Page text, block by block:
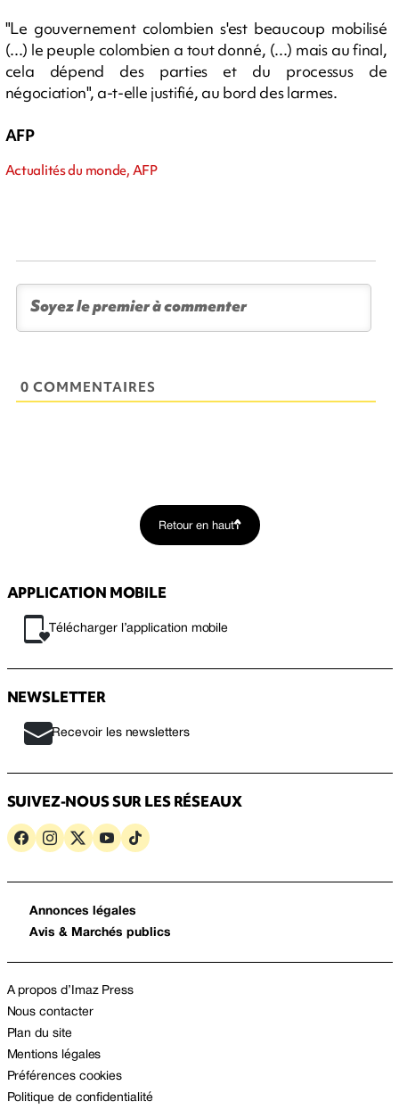
"Le gouvernement colombien s'est beaucoup mobilisé
(...) le peuple colombien a tout donné, (...) mais au final,
cela dépend des parties et du processus de
négociation", a-t-elle justifié, au bord des larmes.
AFP
Actualités du monde, AFP
0 COMMENTAIRES
Retour en haut
APPLICATION MOBILE
Télécharger l’application mobile
NEWSLETTER
Recevoir les newsletters
SUIVEZ-NOUS SUR LES RÉSEAUX
Annonces légales
Avis & Marchés publics
A propos d’Imaz Press
Nous contacter
Plan du site
Mentions légales
Préférences cookies
Politique de confidentialité